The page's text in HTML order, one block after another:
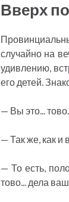
Вверх
случайно на
удивлению,
его детей.
— Вы это...
— Так же, как и
— То есть,
тово... дела